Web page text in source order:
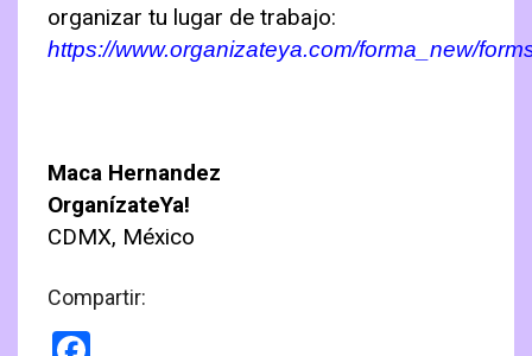
organizar tu lugar de trabajo:
https://www.organizateya.com/forma_new/
Maca Hernandez
OrganízateYa!
CDMX, México
Compartir: